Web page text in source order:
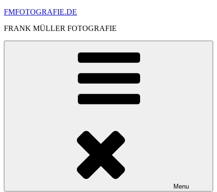
Skip
content
FMFOTOGRAFIE.DE
FRANK MÜLLER FOTOGRAFIE
Menu